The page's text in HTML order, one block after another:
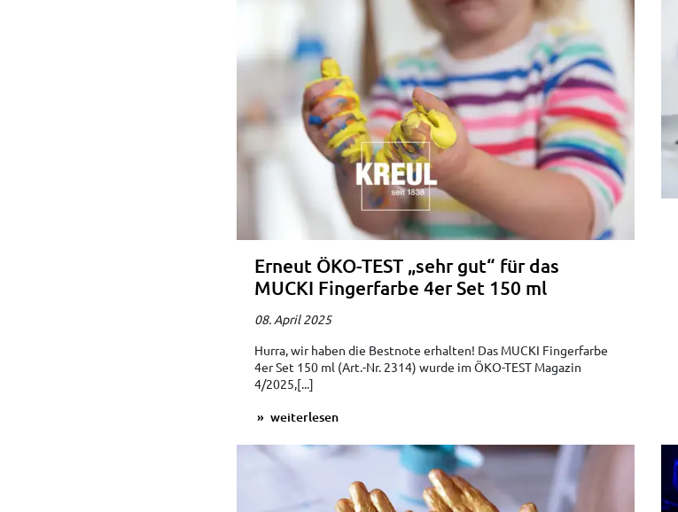
Erneut ÖKO-TEST „sehr gut“ für das
MUCKI Fingerfarbe 4er Set 150 ml
08. April 2025
Hurra, wir haben die Bestnote erhalten! Das MUCKI Fingerfarbe
4er Set 150 ml (Art.-Nr. 2314) wurde im ÖKO-TEST Magazin
4/2025,[...]
weiterlesen